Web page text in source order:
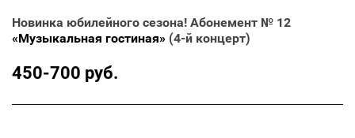
Новинка юбилейного сезона! Абонемент № 12
«Музыкальная гостиная» (4-й концерт)
450-700 руб.